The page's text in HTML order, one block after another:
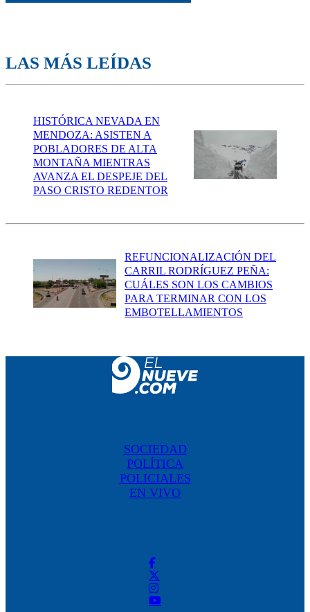
LAS MÁS LEÍDAS
HISTÓRICA NEVADA EN
MENDOZA: ASISTEN A
POBLADORES DE ALTA
MONTAÑA MIENTRAS
AVANZA EL DESPEJE DEL
PASO CRISTO REDENTOR
REFUNCIONALIZACIÓN DEL
CARRIL RODRÍGUEZ PEÑA:
CUÁLES SON LOS CAMBIOS
PARA TERMINAR CON LOS
EMBOTELLAMIENTOS
SOCIEDAD
POLÍTICA
POLICIALES
EN VIVO